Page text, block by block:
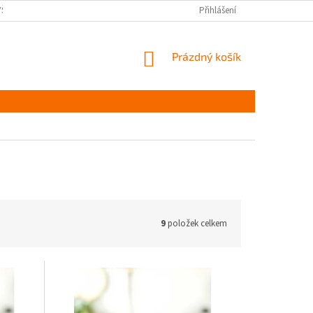
NAPIŠTE NÁMPřihlášení
NÁKUPNÍ
Prázdný košík
9položek celkem